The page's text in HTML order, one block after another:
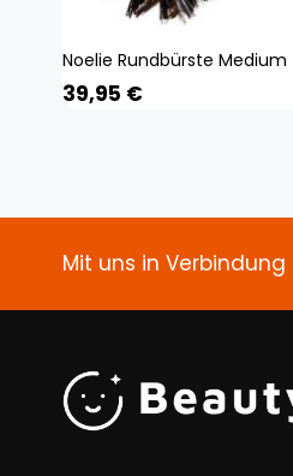
39,95 €
Mit uns in Verbindung